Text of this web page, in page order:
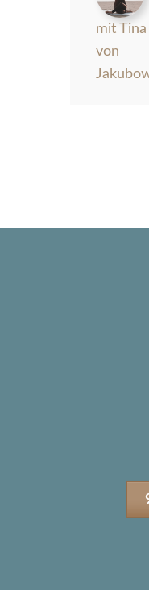
mit Tina
von